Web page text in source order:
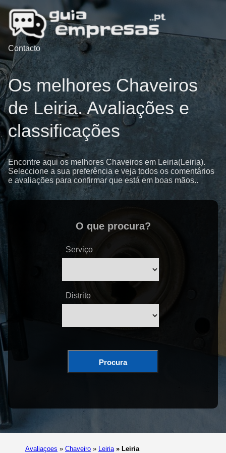
Contacto
Os melhores Chaveiros
de Leiria. Avaliações e
classificações
Encontre aqui os melhores Chaveiros em Leiria(Leiria).
Seleccione a sua preferência e veja todos os comentários
e avaliações para confirmar que está em boas mãos..
O que procura?
Serviço
Distrito
Procura
Avaliaçoes » Chaveiro » Leiria » Leiria